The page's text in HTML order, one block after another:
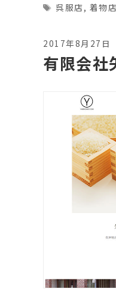
Tags
呉服店, 着物店
2017年8月27日
有限会社